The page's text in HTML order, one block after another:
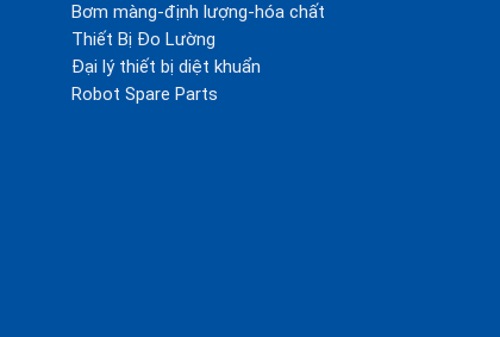
Bơm màng-định lượng-hóa chất
Thiết Bị Đo Lường
Đại lý thiết bị diệt khuẩn
Robot Spare Parts